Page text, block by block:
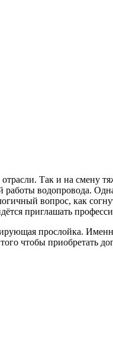
Так и на смену
водопровода.
вопрос, как
приглашать
прослойка.
чтобы приобретать